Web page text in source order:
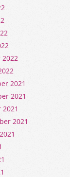
2022
2021
2021
2021